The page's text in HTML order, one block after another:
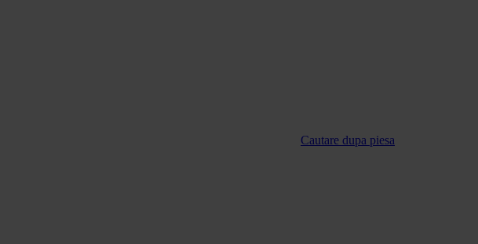
Cautare dupa piesa